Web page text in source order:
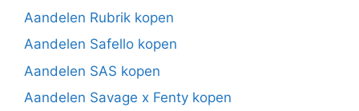
Aandelen Rubrik kopen
Aandelen Safello kopen
Aandelen SAS kopen
Aandelen Savage x Fenty kopen